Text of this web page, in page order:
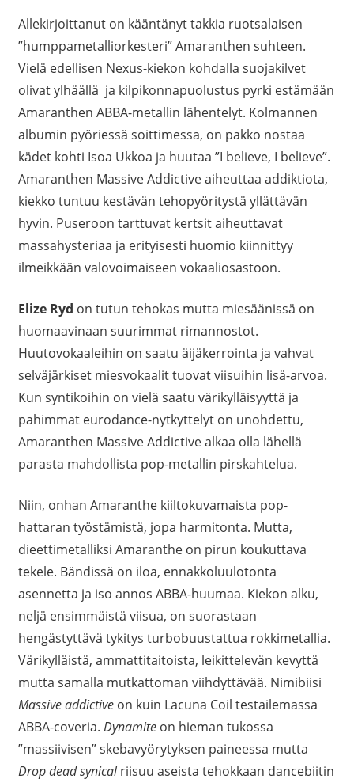
Allekirjoittanut on kääntänyt takkia ruotsalaisen
”humppametalliorkesteri” Amaranthen suhteen.
Vielä edellisen Nexus-kiekon kohdalla suojakilvet
olivat ylhäällä ja kilpikonnapuolustus pyrki estämään
Amaranthen ABBA-metallin lähentelyt. Kolmannen
albumin pyöriessä soittimessa, on pakko nostaa
kädet kohti Isoa Ukkoa ja huutaa ”I believe, I believe”.
Amaranthen Massive Addictive aiheuttaa addiktiota,
kiekko tuntuu kestävän tehopyöritystä yllättävän
hyvin. Puseroon tarttuvat kertsit aiheuttavat
massahysteriaa ja erityisesti huomio kiinnittyy
ilmeikkään valovoimaiseen vokaaliosastoon.
Elize Ryd on tutun tehokas mutta miesäänissä on
huomaavinaan suurimmat rimannostot.
Huutovokaaleihin on saatu äijäkerrointa ja vahvat
selväjärkiset miesvokaalit tuovat viisuihin lisä-arvoa.
Kun syntikoihin on vielä saatu värikylläisyyttä ja
pahimmat eurodance-nytkyttelyt on unohdettu,
Amaranthen Massive Addictive alkaa olla lähellä
parasta mahdollista pop-metallin pirskahtelua.
Niin, onhan Amaranthe kiiltokuvamaista pop-
hattaran työstämistä, jopa harmitonta. Mutta,
dieettimetalliksi Amaranthe on pirun koukuttava
tekele. Bändissä on iloa, ennakkoluulotonta
asennetta ja iso annos ABBA-huumaa. Kiekon alku,
neljä ensimmäistä viisua, on suorastaan
hengästyttävä tykitys turbobuustattua rokkimetallia.
Värikylläistä, ammattitaitoista, leikittelevän kevyttä
mutta samalla mutkattoman viihdyttävää. Nimibiisi
Massive addictiveon kuin Lacuna Coil testailemassa
ABBA-coveria. Dynamiteon hieman tukossa
”massiivisen” skebavyörytyksen paineessa mutta
Drop dead synicalriisuu aseista tehokkaan dancebiitin